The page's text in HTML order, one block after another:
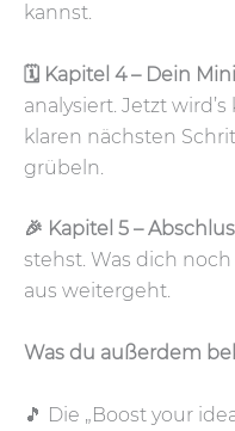
kannst.
🗓️ Kapitel 4 – Dein
analysiert. Jetzt
klaren nächsten
grübeln.
🎉 Kapitel 5 –
stehst. Was dich
aus weitergeht.
Was du außerdem
🎵 Die „Boost your